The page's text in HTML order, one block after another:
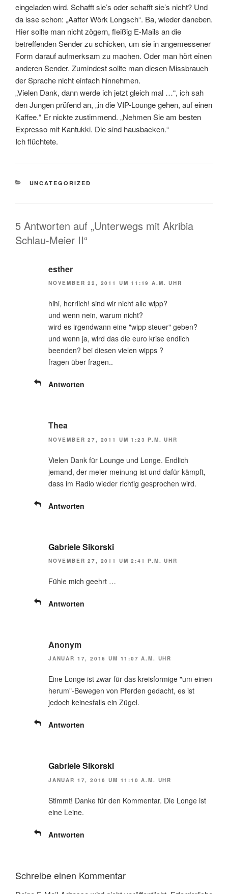
eingeladen wird. Schafft sie’s oder schafft sie’s nicht? Und
da isse schon: „Aafter Wörk Longsch“. Ba, wieder daneben.
Hier sollte man nicht zögern, fleißig E-Mails an die
betreffenden Sender zu schicken, um sie in angemessener
Form darauf aufmerksam zu machen. Oder man hört einen
anderen Sender. Zumindest sollte man diesen Missbrauch
der Sprache nicht einfach hinnehmen.
„Vielen Dank, dann werde ich jetzt gleich mal …“, ich sah
den Jungen prüfend an, „in die VIP-Lounge gehen, auf einen
Kaffee.“ Er nickte zustimmend. „Nehmen Sie am besten
Expresso mit Kantukki. Die sind hausbacken.“
Ich flüchtete.
KATEGORIEN
UNCATEGORIZED
5 Antworten auf „Unterwegs mit Akribia
Schlau-Meier II“
esther
NOVEMBER 22, 2011 UM 11:19 A.M. UHR
hihi, herrlich! sind wir nicht alle wipp?
und wenn nein, warum nicht?
wird es irgendwann eine "wipp steuer" geben?
und wenn ja, wird das die euro krise endlich
beenden? bei diesen vielen wipps ?
fragen über fragen..
Antworten
Thea
NOVEMBER 27, 2011 UM 1:23 P.M. UHR
Vielen Dank für Lounge und Longe. Endlich
jemand, der meier meinung ist und dafür kämpft,
dass im Radio wieder richtig gesprochen wird.
Antworten
Gabriele Sikorski
NOVEMBER 27, 2011 UM 2:41 P.M. UHR
Fühle mich geehrt …
Antworten
Anonym
JANUAR 17, 2016 UM 11:07 A.M. UHR
Eine Longe ist zwar für das kreisformige "um einen
herum"-Bewegen von Pferden gedacht, es ist
jedoch keinesfalls ein Zügel.
Antworten
Gabriele Sikorski
JANUAR 17, 2016 UM 11:10 A.M. UHR
Stimmt! Danke für den Kommentar. Die Longe ist
eine Leine.
Antworten
Schreibe einen Kommentar